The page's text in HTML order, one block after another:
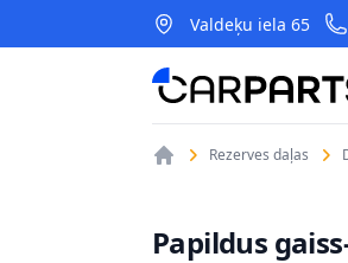
Valdeķu iela 65
CarParts
Rezerves daļas
Papildus